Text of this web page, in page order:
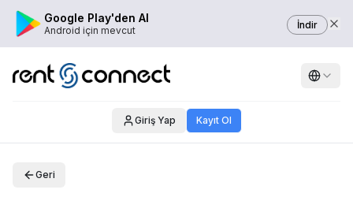
Google Play'den Al
Android için mevcut İndir
Giriş Yap Kayıt Ol
Geri